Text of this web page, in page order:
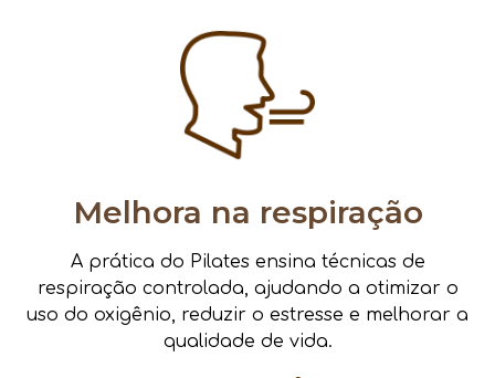
Melhora na respiração
A prática do Pilates ensina técnicas de
respiração controlada, ajudando a otimizar o
uso do oxigênio, reduzir o estresse e melhorar a
qualidade de vida.